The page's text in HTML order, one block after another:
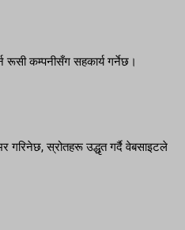
रूसी कम्पनीसँग सहकार्य गर्नेछ।
गरिनेछ, स्रोतहरू उद्धृत गर्दै वेबसाइटले